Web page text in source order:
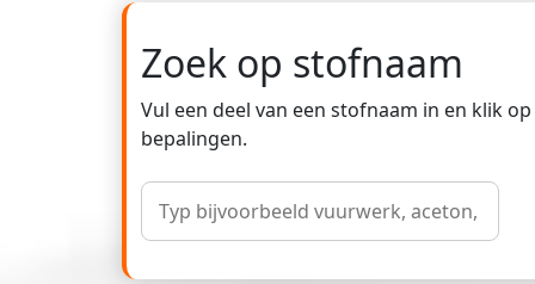
Zoek op stofnaam
Vul een deel van een stofnaam in en klik
bepalingen.